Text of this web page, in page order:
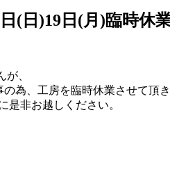
日)19日(月)臨時休業
、
為、工房を臨時休業させて頂き
是非お越しください。